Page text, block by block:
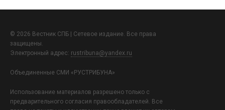
© 2026 Вестник СПБ | Сетевое издание. Все права
защищены.
Электронный адрес: rustribuna@yandex.ru
Объединенные СМИ «РУСТРИБУНА»
Использование материалов разрешено только с
предварительного согласия правообладателей. Все